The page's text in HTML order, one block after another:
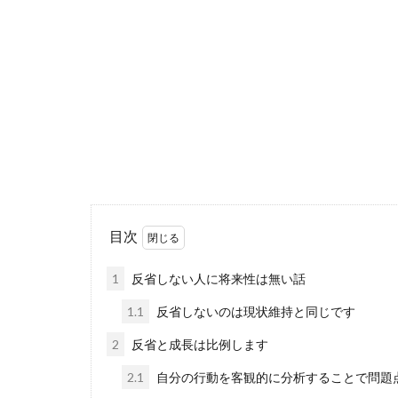
目次
1 反省しない人に将来性は無い話
1.1 反省しないのは現状維持と同じです
2 反省と成長は比例します
2.1 自分の行動を客観的に分析することで問